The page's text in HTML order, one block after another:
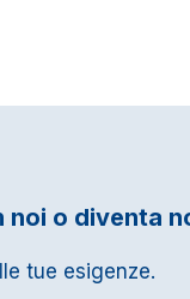
noi o diventa
tue esigenze.